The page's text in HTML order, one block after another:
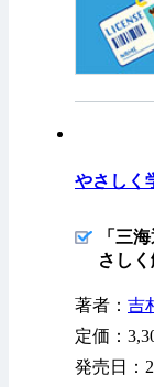
やさしく
「三
さしく
著者： 吉
定価：
発売日：